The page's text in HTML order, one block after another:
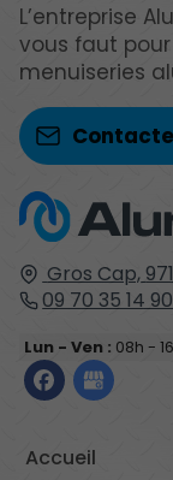
Gros Cap,
09 70 35 14 90
Lun - Ven : 08h -
Accueil
L’entreprise
vous faut
menuiseries